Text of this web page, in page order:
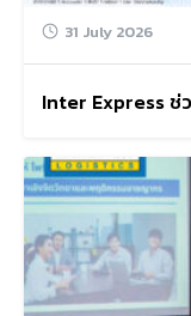
31 July 2026
Inter Express ช่